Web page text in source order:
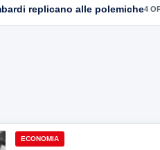
replicano alle polemiche4
ECONOMIA